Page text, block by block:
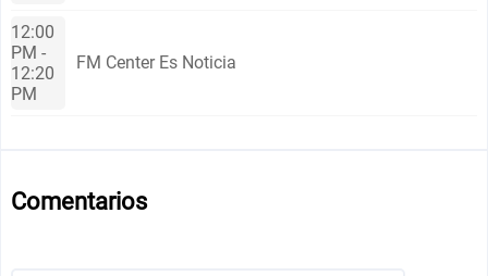
12:00
PM -
12:20
PM
FM Cеnter Es Noticia
Comentarios